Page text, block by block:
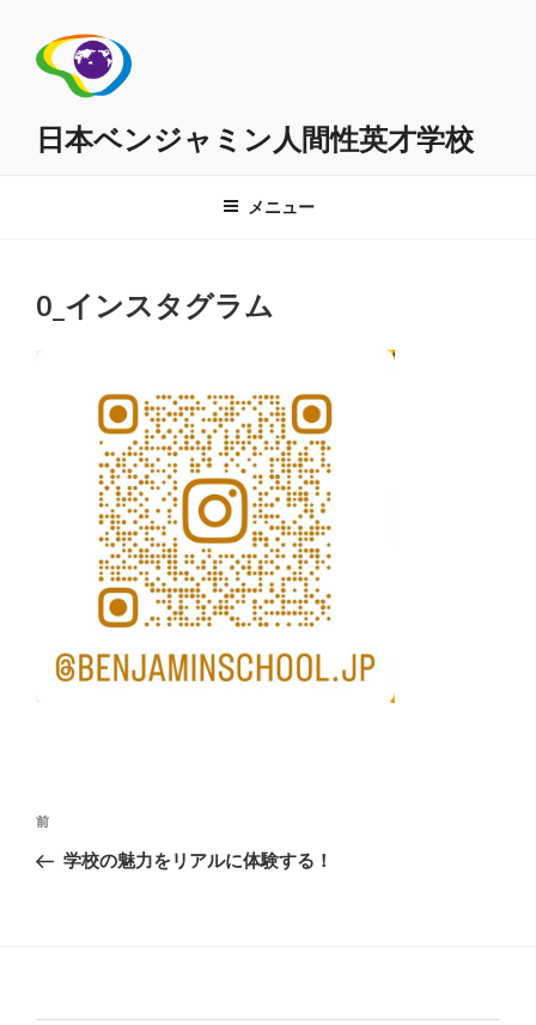
日本ベンジャミン人間性英才学校
メニュー
0_インスタグラム
投
ナ
前
の
前
学校の魅力をリアルに体験する！